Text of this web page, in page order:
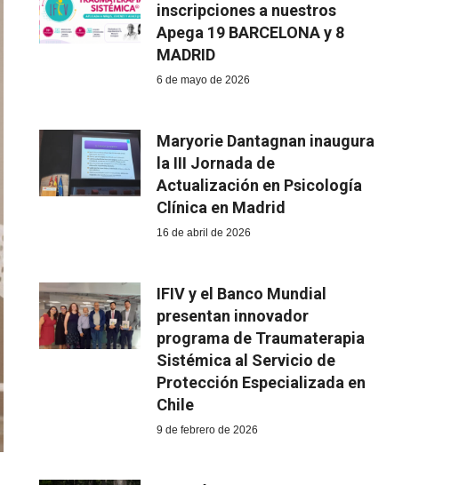
inscripciones a nuestros
Apega 19 BARCELONA y 8
MADRID
6 de mayo de 2026
Maryorie Dantagnan inaugura
la III Jornada de
Actualización en Psicología
Clínica en Madrid
16 de abril de 2026
IFIV y el Banco Mundial
presentan innovador
programa de Traumaterapia
Sistémica al Servicio de
Protección Especializada en
Chile
9 de febrero de 2026